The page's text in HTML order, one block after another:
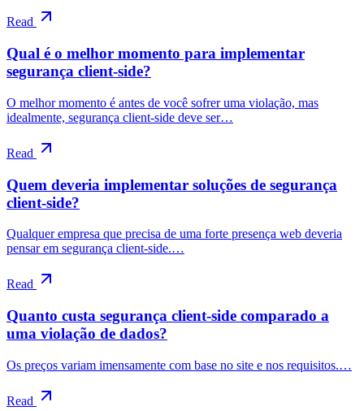
Read
Qual é o melhor momento para implementar
segurança client-side?
O melhor momento é antes de você sofrer uma violação, mas
idealmente, segurança client-side deve ser…
Read
Quem deveria implementar soluções de segurança
client-side?
Qualquer empresa que precisa de uma forte presença web deveria
pensar em segurança client-side.…
Read
Quanto custa segurança client-side comparado a
uma violação de dados?
Os preços variam imensamente com base no site e nos requisitos.…
Read